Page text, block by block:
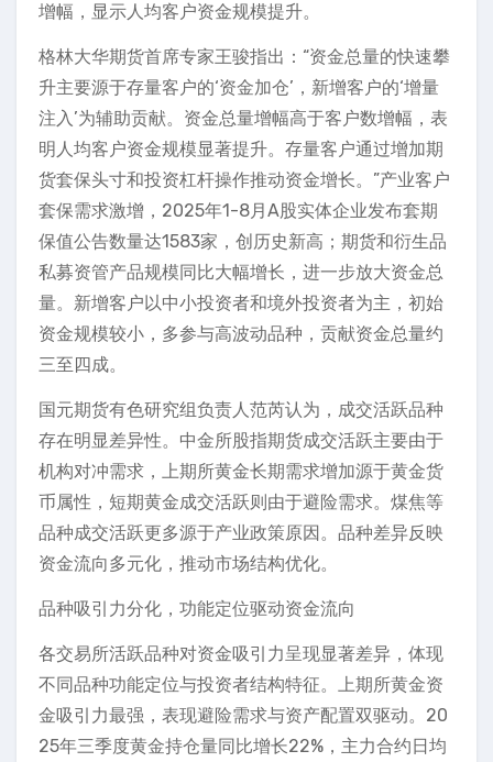
增幅，显示人均客户资金规模提升。
格林大华期货首席专家王骏指出：“资金总量的快速攀
升主要源于存量客户的‘资金加仓’，新增客户的‘增量
注入’为辅助贡献。资金总量增幅高于客户数增幅，表
明人均客户资金规模显著提升。存量客户通过增加期
货套保头寸和投资杠杆操作推动资金增长。”产业客户
套保需求激增，2025年1-8月A股实体企业发布套期
保值公告数量达1583家，创历史新高；期货和衍生品
私募资管产品规模同比大幅增长，进一步放大资金总
量。新增客户以中小投资者和境外投资者为主，初始
资金规模较小，多参与高波动品种，贡献资金总量约
三至四成。
国元期货有色研究组负责人范芮认为，成交活跃品种
存在明显差异性。中金所股指期货成交活跃主要由于
机构对冲需求，上期所黄金长期需求增加源于黄金货
币属性，短期黄金成交活跃则由于避险需求。煤焦等
品种成交活跃更多源于产业政策原因。品种差异反映
资金流向多元化，推动市场结构优化。
品种吸引力分化，功能定位驱动资金流向
各交易所活跃品种对资金吸引力呈现显著差异，体现
不同品种功能定位与投资者结构特征。上期所黄金资
金吸引力最强，表现避险需求与资产配置双驱动。20
25年三季度黄金持仓量同比增长22%，主力合约日均